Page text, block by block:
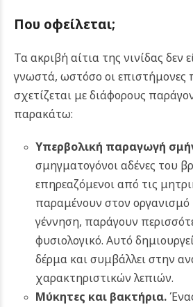
Που οφείλεται;
Τα ακριβή αίτια της νινίδας δεν
γνωστά, ωστόσο οι επιστήμονες
σχετίζεται με διάφορους
παρακάτω:
Υπερβολική παραγωγή
σμηγματογόνοι αδένες του
επηρεαζόμενοι από τις
παραμένουν στον
γέννηση, παράγουν
φυσιολογικό. Αυτό
δέρμα και συμβάλλει στην
χαρακτηριστικών λεπιών.
Μύκητες και βακτήρια.